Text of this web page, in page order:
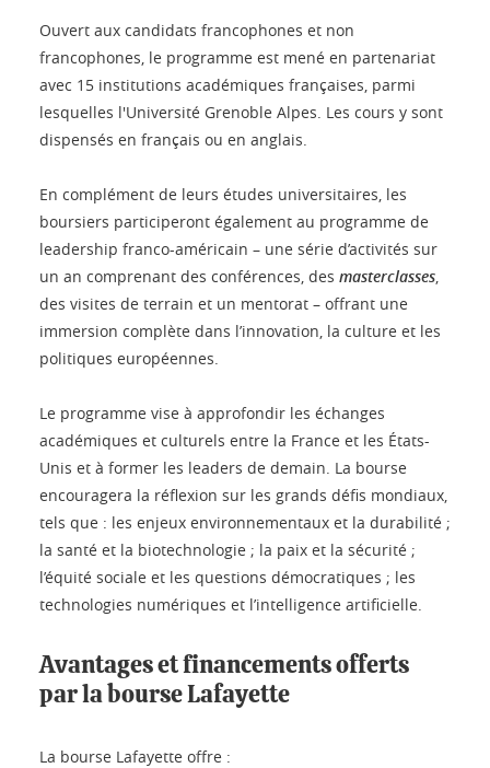
Ouvert aux candidats francophones et non
francophones, le programme est mené en partenariat
avec 15 institutions académiques françaises, parmi
lesquelles l'Université Grenoble Alpes. Les cours y sont
dispensés en français ou en anglais.
En complément de leurs études universitaires, les
boursiers participeront également au programme de
leadership franco-américain – une série d’activités sur
un an comprenant des conférences, des masterclasses
des visites de terrain et un mentorat – offrant une
immersion complète dans l’innovation, la culture et les
politiques européennes.
Le programme vise à approfondir les échanges
académiques et culturels entre la France et les États-
Unis et à former les leaders de demain. La bourse
encouragera la réflexion sur les grands défis mondiaux,
tels que : les enjeux environnementaux et la durabilité ;
la santé et la biotechnologie ; la paix et la sécurité ;
l’équité sociale et les questions démocratiques ; les
technologies numériques et l’intelligence artificielle.
Avantages et financements offerts
par la bourse Lafayette
La bourse Lafayette offre :